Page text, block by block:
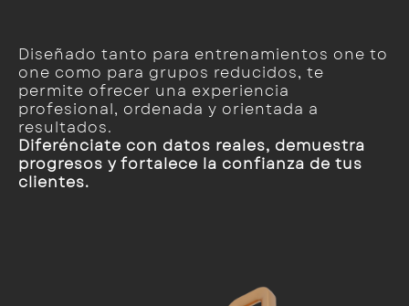
Diseñado tanto para entrenamientos one to
one como para grupos reducidos, te
permite ofrecer una experiencia
profesional, ordenada y orientada a
resultados.
Diferénciate con datos reales, demuestra
progresos y fortalece la confianza de tus
clientes.